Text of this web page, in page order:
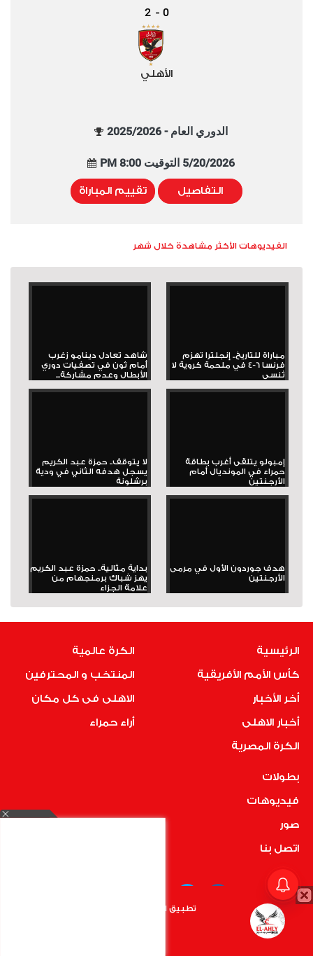
0
-
2
الأهلي
الدوري العام - 2025/2026
5/20/2026 التوقيت 8:00 PM
التفاصيل تقييم المباراة
الفيديوهات الأكثر مشاهدة خلال شهر
مباراة للتاريخ.. إنجلترا تهزم
فرنسا 6-4 في ملحمة كروية لا
تُنسى
شاهد تعادل دينامو زغرب
أمام ثون في تصفيات دوري
الأبطال وعدم مشاركة...
إمبولو يتلقى أغرب بطاقة
حمراء في المونديال أمام
الأرجنتين
لا يتوقف.. حمزة عبد الكريم
يسجل هدفه الثاني في ودية
برشلونة
هدف جوردون الأول في مرمى
الأرجنتين
بداية مثالية.. حمزة عبد الكريم
يهز شباك برمنجهام من
علامة الجزاء
الرئيسية
كأس الأمم الأفريقية
أخر الأخبار
أخبار الاهلى
الكرة المصرية
الكرة عالمية
المنتخب و المحترفين
الاهلى فى كل مكان
أراء حمراء
بطولات
فيديوهات
صور
اتصل بنا
COPYRIGHT © 2019 RedMedia | ALL RIGHTS RESERVED
تطبيق الأهلي.كوم متاح الأن